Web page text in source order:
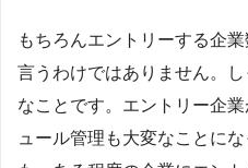
もちろんエントリーする企
言うわけではありません。
なことです。エントリー企
ュール管理も大変なことに